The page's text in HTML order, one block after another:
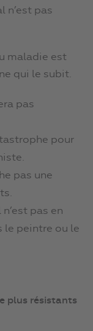
n’est pas
maladie est
qui le subit.
pas
pour
pas une
pas en
le peintre ou le
plus résistants